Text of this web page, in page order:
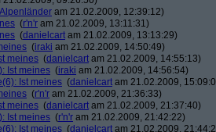
Alpenländer am 21.02.2009, 12:39:12)
(r'n'r am 21.02.2009, 13:11:31)
(danielcart am 21.02.2009, 13:13:29)
(iraki am 21.02.2009, 14:50:49)
meines (danielcart am 21.02.2009, 14:55:13)
Ist meines (iraki am 21.02.2009, 14:56:54)
Ist meines (danielcart am 21.02.2009,
(r'n'r am 21.02.2009, 21:36:33)
meines (danielcart am 21.02.2009, 21:37:40)
Ist meines (r'n'r am 21.02.2009, 21:42:22)
Ist meines (danielcart am 21.02.2009,